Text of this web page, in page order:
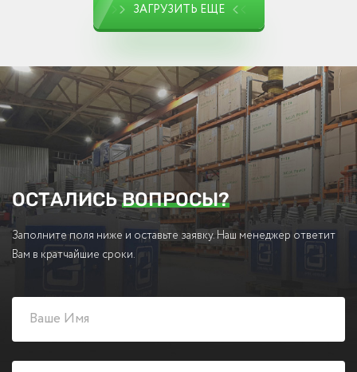
ЗАГРУЗИТЬ ЕЩЕ
ОСТАЛИСЬВОПРОСЫ?
Заполните поля ниже и оставьте заявку. Наш менеджер ответит
Вам в кратчайшие сроки.